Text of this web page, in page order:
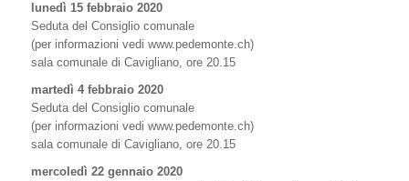
lunedì 15 febbraio 2020
Seduta del Consiglio comunale
(per informazioni vedi www.pedemonte.ch)
sala comunale di Cavigliano, ore 20.15
martedì 4 febbraio 2020
Seduta del Consiglio comunale
(per informazioni vedi www.pedemonte.ch)
sala comunale di Cavigliano, ore 20.15
mercoledì 22 gennaio 2020